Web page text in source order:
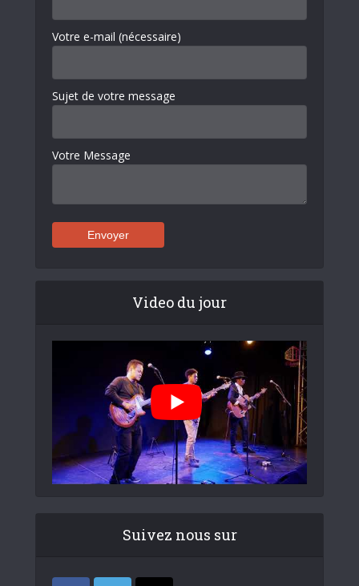
Votre e-mail (nécessaire)
Sujet de votre message
Votre Message
Video du jour
Suivez nous sur